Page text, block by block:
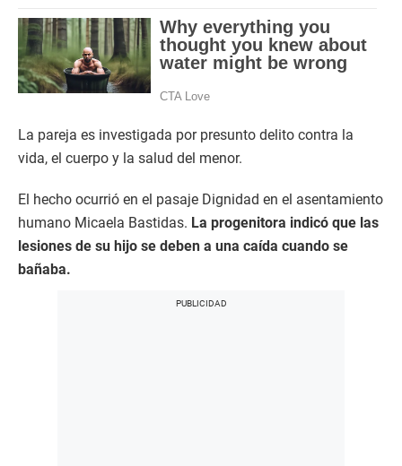
La pareja es investigada por presunto delito contra la
vida, el cuerpo y la salud del menor.
El hecho ocurrió en el pasaje Dignidad en el asentamiento
humano Micaela Bastidas. La progenitora indicó que las
lesiones de su hijo se deben a una caída cuando se
bañaba.